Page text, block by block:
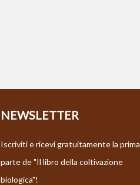
NEWSLETTER
Iscriviti e ricevi gratuitamente la prima
parte de "Il libro della coltivazione
biologica"!